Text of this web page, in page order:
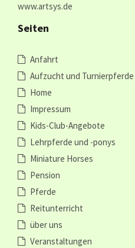
www.artsys.de
Seiten
Anfahrt
Aufzucht und Turnierpferde
Home
Impressum
Kids-Club-Angebote
Lehrpferde und -ponys
Miniature Horses
Pension
Pferde
Reitunterricht
über uns
Veranstaltungen